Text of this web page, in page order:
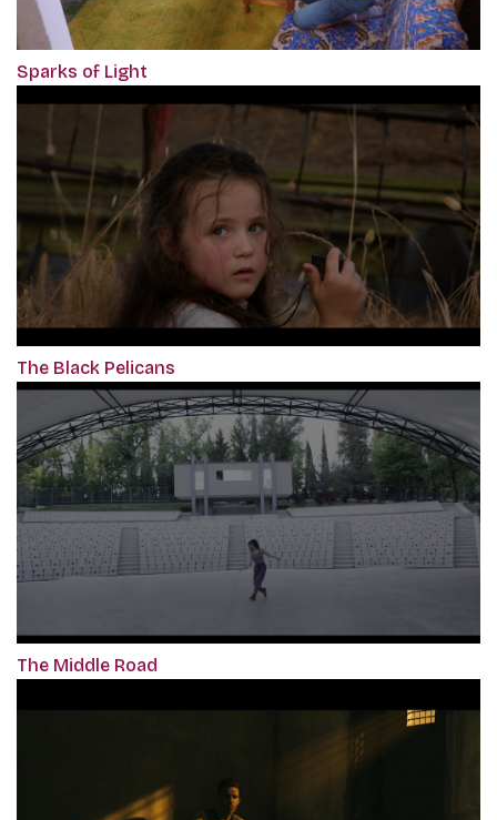
Sparks of Light
The Black Pelicans
The Middle Road